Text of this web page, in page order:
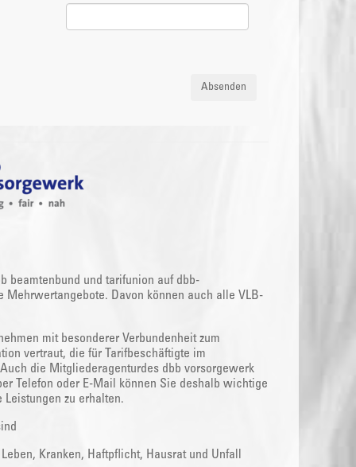
Absenden
beamtenbund und tarifunion auf dbb-
Davon können auch alle VLB-
mit besonderer Verbundenheit zum
vertraut, die für Tarifbeschäftigte im
die Mitgliederagenturdes dbb vorsorgewerk
Telefon oder E-Mail können Sie deshalb wichtige
Leistungen zu erhalten.
Kranken, Haftpflicht, Hausrat und Unfall